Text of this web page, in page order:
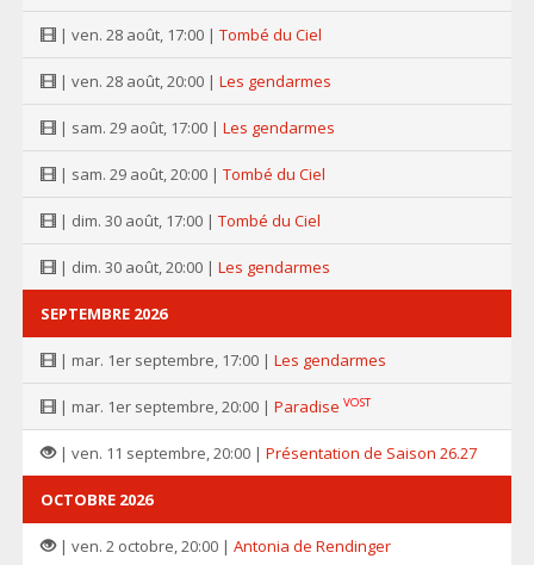
| ven. 28 août, 17:00 | Tombé du Ciel
| ven. 28 août, 20:00 | Les gendarmes
| sam. 29 août, 17:00 | Les gendarmes
| sam. 29 août, 20:00 | Tombé du Ciel
| dim. 30 août, 17:00 | Tombé du Ciel
| dim. 30 août, 20:00 | Les gendarmes
SEPTEMBRE 2026
| mar. 1er septembre, 17:00 | Les gendarmes
| mar. 1er septembre, 20:00 | Paradise VOST
| ven. 11 septembre, 20:00 | Présentation de Saison 26.27
OCTOBRE 2026
| ven. 2 octobre, 20:00 | Antonia de Rendinger